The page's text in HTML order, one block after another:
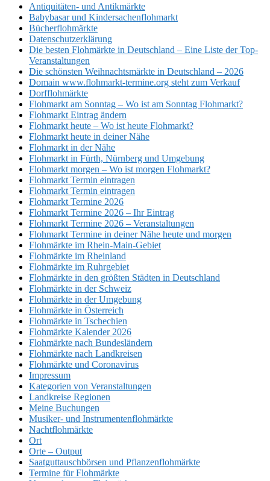
Antiquitäten- und Antikmärkte
Babybasar und Kindersachenflohmarkt
Bücherflohmärkte
Datenschutzerklärung
Die besten Flohmärkte in Deutschland – Eine Liste der Top-
Veranstaltungen
Die schönsten Weihnachtsmärkte in Deutschland – 2026
Domain www.flohmarkt-termine.org steht zum Verkauf
Dorfflohmärkte
Flohmarkt am Sonntag – Wo ist am Sonntag Flohmarkt?
Flohmarkt Eintrag ändern
Flohmarkt heute – Wo ist heute Flohmarkt?
Flohmarkt heute in deiner Nähe
Flohmarkt in der Nähe
Flohmarkt in Fürth, Nürnberg und Umgebung
Flohmarkt morgen – Wo ist morgen Flohmarkt?
Flohmarkt Termin eintragen
Flohmarkt Termin eintragen
Flohmarkt Termine 2026
Flohmarkt Termine 2026 – Ihr Eintrag
Flohmarkt Termine 2026 – Veranstaltungen
Flohmarkt Termine in deiner Nähe heute und morgen
Flohmärkte im Rhein-Main-Gebiet
Flohmärkte im Rheinland
Flohmärkte im Ruhrgebiet
Flohmärkte in den größten Städten in Deutschland
Flohmärkte in der Schweiz
Flohmärkte in der Umgebung
Flohmärkte in Österreich
Flohmärkte in Tschechien
Flohmärkte Kalender 2026
Flohmärkte nach Bundesländern
Flohmärkte nach Landkreisen
Flohmärkte und Coronavirus
Impressum
Kategorien von Veranstaltungen
Landkreise Regionen
Meine Buchungen
Musiker- und Instrumentenflohmärkte
Nachtflohmärkte
Ort
Orte – Output
Saatguttauschbörsen und Pflanzenflohmärkte
Termine für Flohmärkte